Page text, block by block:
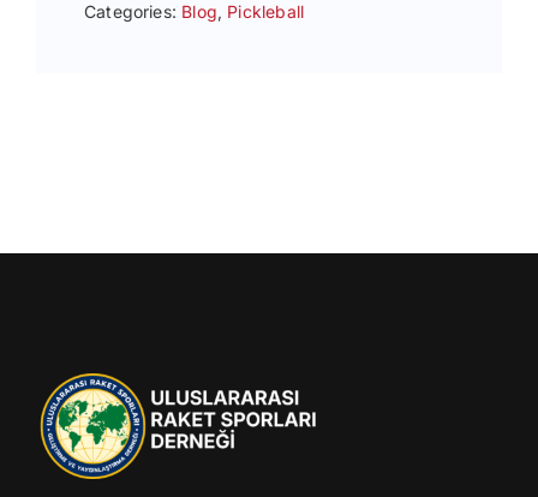
Categories: Blog, Pickleball